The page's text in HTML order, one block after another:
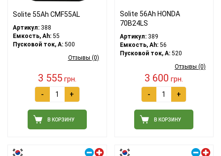
Solite 55Ah CMF55AL
Артикул: 388
Емкость, Ah: 55
Пусковой ток, A: 500
Отзывы (0)
3 555грн.
- +
В КОРЗИНУ
Solite 56Ah HONDA
70B24LS
Артикул:389
Емкость, Ah:56
Пусковой ток, A:520
Отзывы (0)
3 600 грн.
- +
В КОРЗИНУ